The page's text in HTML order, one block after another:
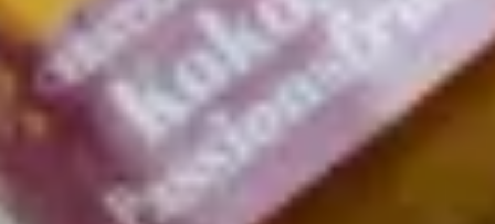
die Geschenkbox einen Deckel und ein üppiges
Innenleben mit einer Auswahl an Delikatessen und
Leckereien – eingeschlossen sind zwei Piccolo-
Fläschchen eines leichten italienischen Frizzantes
für das heitere Vergnügen.
Super lecker schmecken übrigens unsere
Fruchtessige dazu! Auf Eis und mit ein paar